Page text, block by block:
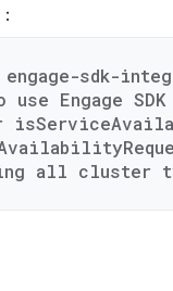
sdk-
Engage
all cluster